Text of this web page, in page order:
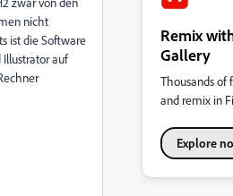
nicht
ist die Software
auf
Remix
Gallery
Thousands of
and remix in
Explore